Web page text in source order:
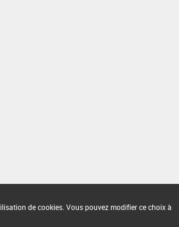
de cookies. Vous pouvez modifier ce choix à